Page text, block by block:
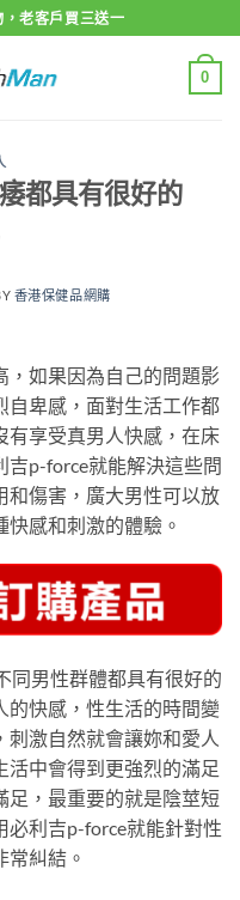
老客戶買三送一
0
都具有很好的
香港保健品網購
，如果因為自己的問題影
自卑感，面對生活工作都
有享受真男人快感，在床
吉p-force就能解決這些問
和傷害，廣大男性可以放
感和刺激的體驗。
同男性群體都具有很好的
的快感，性生活的時間變
激自然就會讓妳和愛人
中會得到更強烈的滿足
足，最重要的就是陰莖短
必利吉p-force就能針對性
糾結。